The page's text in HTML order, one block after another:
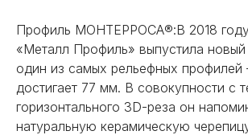
Профиль МОНТЕРРОСА®:В 2018
«Металл Профиль» выпустила
один из самых рельефных профилей
достигает 77 мм. В совокупности с
горизонтального 3D-реза он
натуральную керамическую